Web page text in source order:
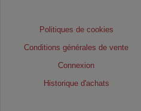
Politiques de cookies
Conditions générales de vente
Connexion
Historique d'achats